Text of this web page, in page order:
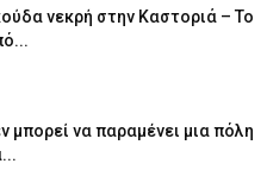
νεκρή στην Καστοριά – Το
μπορεί να παραμένει μια πόλη